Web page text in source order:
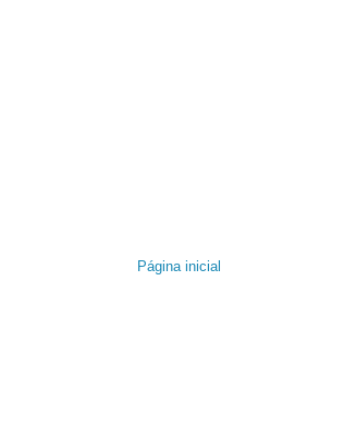
Página inicial